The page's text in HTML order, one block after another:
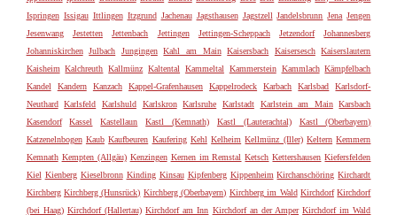
Ispringen Issigau Ittlingen Itzgrund Jachenau Jagsthausen Jagstzell Jandelsbrunn Jena Jengen
Jesenwang
Jestetten Jettenbach Jettingen Jettingen-Scheppach Jetzendorf
Johannesberg
Johanniskirchen
Julbach Jungingen Kahl am Main Kaisersbach Kaisersesch
Kaiserslautern
Kaisheim Kalchreuth Kallmünz Kaltental Kammeltal Kammerstein Kammlach Kämpfelbach
Kandel
Kandern Kanzach Kappel-Grafenhausen Kappelrodeck Karbach Karlsbad
Karlsdorf-
Neuthard
Karlsfeld Karlshuld Karlskron Karlsruhe Karlstadt Karlstein am Main
Karsbach
Kasendorf
Kassel Kastellaun Kastl (Kemnath) Kastl (Lauterachtal)
Kastl (Oberbayern)
Katzenelnbogen Kaub Kaufbeuren Kaufering Kehl Kelheim Kellmünz (Iller) Keltern Kemmern
Kemnath Kempten (Allgäu) Kenzingen Kernen im Remstal Ketsch Kettershausen Kiefersfelden
Kiel Kienberg Kieselbronn Kinding Kinsau Kipfenberg Kippenheim Kirchanschöring Kirchardt
Kirchberg Kirchberg (Hunsrück) Kirchberg (Oberbayern) Kirchberg im Wald Kirchdorf Kirchdorf
(bei Haag) Kirchdorf (Hallertau) Kirchdorf am Inn Kirchdorf an der Amper Kirchdorf im Wald